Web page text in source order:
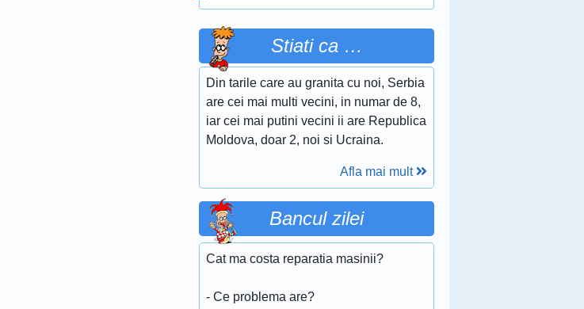
Stiati ca …
Din tarile care au granita cu noi, Serbia
are cei mai multi vecini, in numar de 8,
iar cei mai putini vecini ii are Republica
Moldova, doar 2, noi si Ucraina.
Afla mai mult
Bancul zilei
Cat ma costa reparatia masinii?
- Ce problema are?